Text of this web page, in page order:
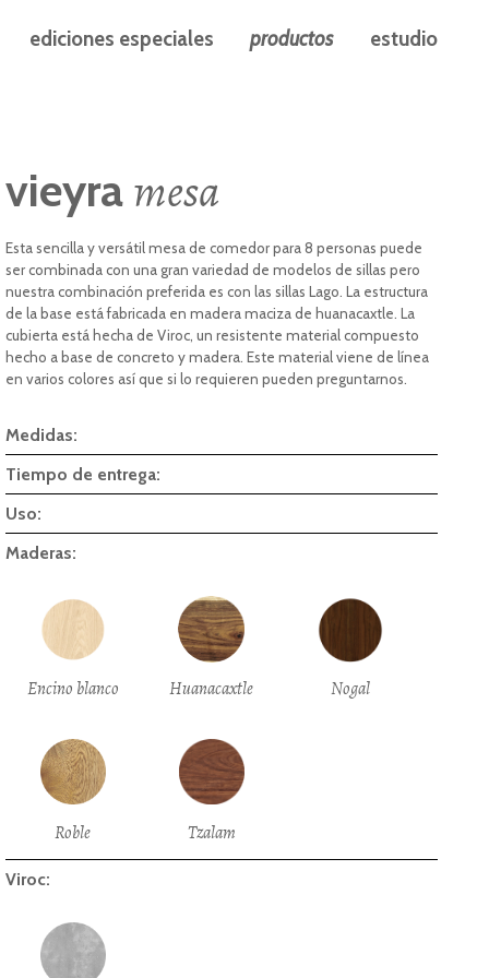
ediciones especiales productos estudio
vieyra mesa
Esta sencilla y versátil mesa de comedor para 8 personas puede
ser combinada con una gran variedad de modelos de sillas pero
nuestra combinación preferida es con las sillas Lago . La estructura
de la base está fabricada en madera maciza de huanacaxtle. La
cubierta está hecha de Viroc, un resistente material compuesto
hecho a base de concreto y madera. Este material viene de línea
en varios colores así que si lo requieren pueden preguntarnos.
Medidas:
Tiempo de entrega:
Uso:
Maderas:
Encino blanco Huanacaxtle Nogal
Roble Tzalam
Viroc: